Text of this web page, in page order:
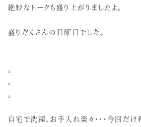
絶妙なトークも盛り上がりましたよ。
盛りだくさんの日曜日でした。
。
。
。
自宅で洗濯、お手入れ楽々・・・今回だけ